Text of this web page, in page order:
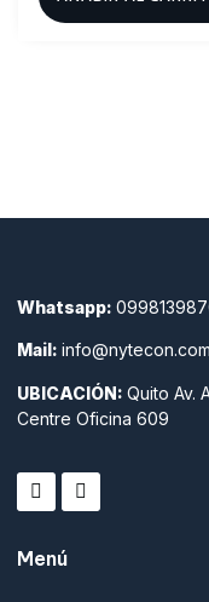
Whatsapp:
Mail:
UBICACIÓN: Quito Av.
Centre Oficina 609
Menú